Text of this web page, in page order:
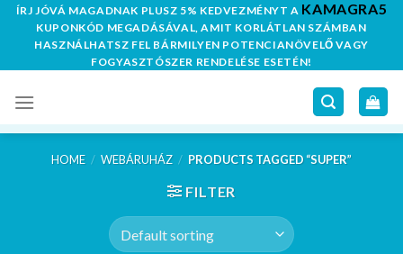
SkipÍRJ JÓVÁ MAGADNAK PLUSZ 5% KEDVEZMÉNYT A KAMAGRA5
KUPONKÓD MEGADÁSÁVAL, AMIT KORLÁTLAN SZÁMBAN
HASZNÁLHATSZ FEL BÁRMILYEN POTENCIANÖVELŐ VAGY
FOGYASZTÓSZER RENDELÉSE ESETÉN!
HOME / WEBÁRUHÁZ / PRODUCTS TAGGED “SUPER”
FILTER